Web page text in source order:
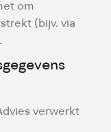
om
(bijv. via
verwerkt